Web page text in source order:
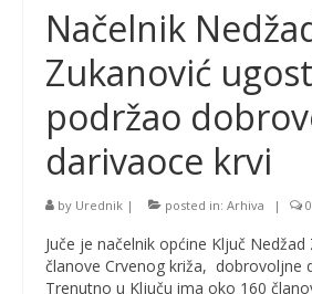
Načelnik
Zukanović
podržao
darivaoce krvi
by Urednik | posted in: Arhiva | 0
Juče je načelnik općine Ključ
članove Crvenog križa, dobrovoljne
Trenutno u Ključu ima oko 160